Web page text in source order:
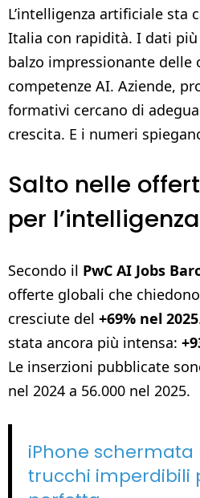
L’intelligenza artificiale sta
Italia con rapidità. I dati
balzo impressionante delle
competenze AI. Aziende,
formativi cercano di
crescita. E i numeri
Salto nelle
per
Secondo il PwC AI Jobs
offerte globali che
cresciute del +69% nel 2025
stata ancora più intensa:
Le inserzioni pubblicate
nel 2024 a 56.000 nel 2025.
iPhone schermata
trucchi imperdibili